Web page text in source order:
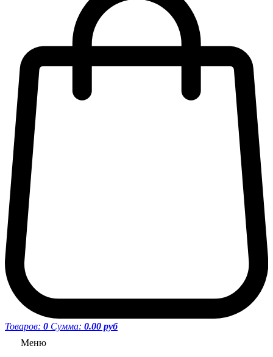
Товаров: 0 Сумма: 0.00 руб
Меню